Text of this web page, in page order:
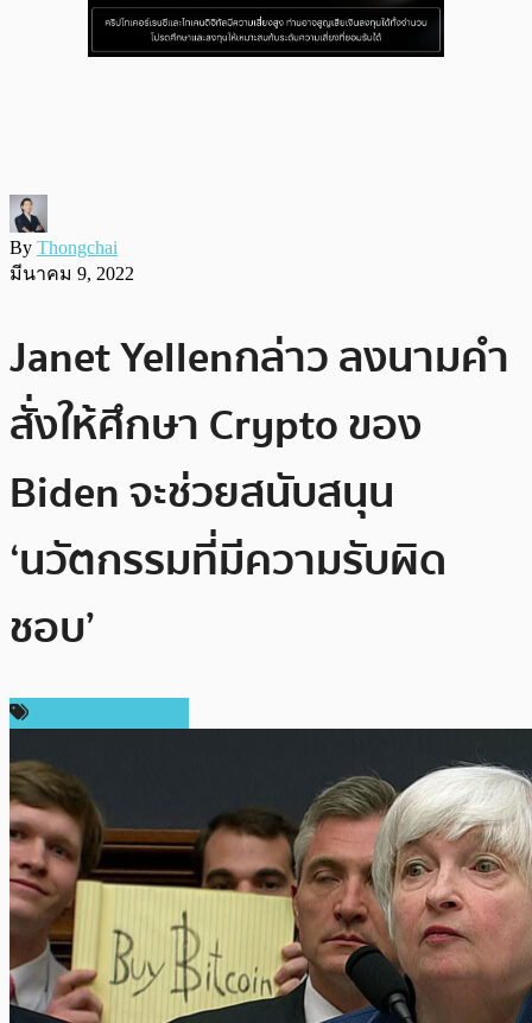
By Thongchai
มีนาคม 9, 2022
Janet Yellen กล่าว ลงนามคำ
สั่งให้ศึกษา Crypto ของ
Biden จะช่วยสนับสนุน
‘นวัตกรรมที่มีความรับผิด
ชอบ’